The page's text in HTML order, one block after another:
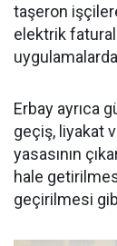
taşeron
elektrik
Erbay ayrıca
geçiş, liyakat
yasasının
hale
geçirilmesi